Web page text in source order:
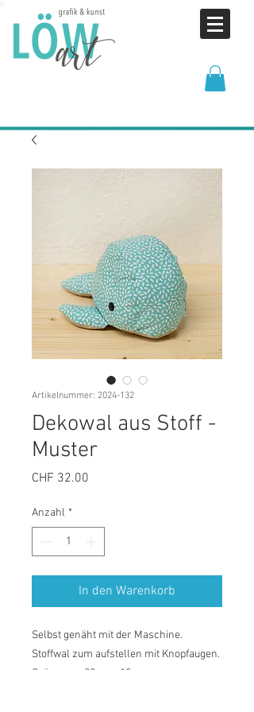
Artikelnummer: 2024-132
Dekowal aus Stoff -
Muster
CHF 32.00
Anzahl *
In den Warenkorb
Selbst genäht mit der Maschine.
Stoffwal zum aufstellen mit Knopfaugen.
Grösse: ca 22cm x 12cm.